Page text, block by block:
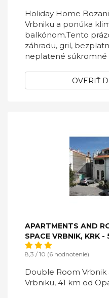
Holiday Home
Vrbniku a ponúka
balkónom.Tento
záhradu, gril,
neplatené súkromné
OVERIŤ
APARTMENTS AND
SPACE VRBNIK, KRK -
8,3 / 10 (6 hodnotenie)
Double Room Vrbnik
Vrbniku, 41 km od